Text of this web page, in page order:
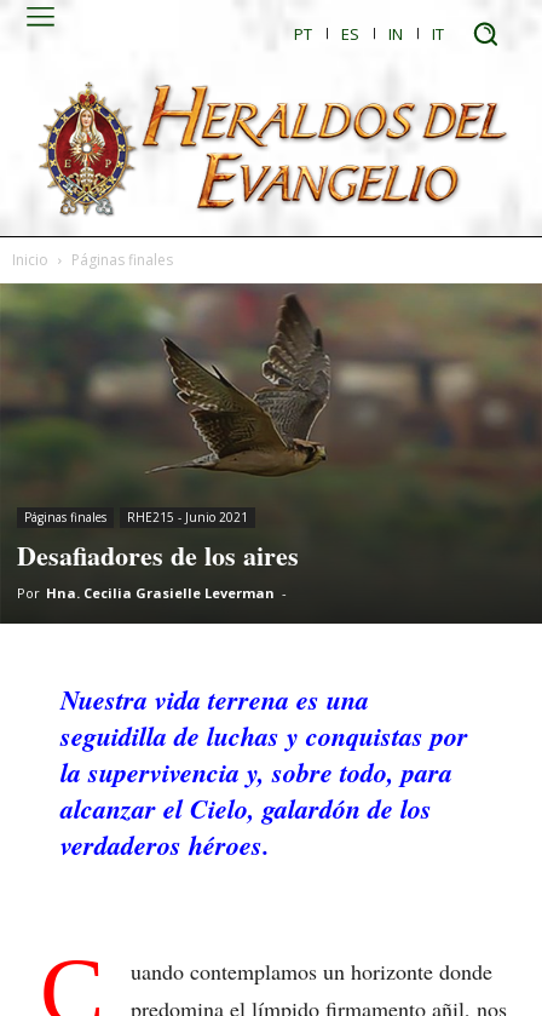
PT ES IN IT
Inicio Páginas finales
Páginas finales RHE215 - Junio 2021
Desafiadores de los aires
Por Hna. Cecilia Grasielle Leverman -
Nuestra vida terrena es una
seguidilla de luchas y conquistas por
la supervivencia y, sobre todo, para
alcanzar el Cielo, galardón de los
verdaderos héroes.
C
uando contemplamos un horizonte donde
predomina el límpido firmamento añil, nos